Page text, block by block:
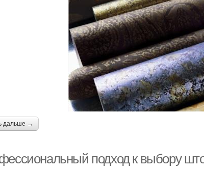
дальше →
подход к выбору